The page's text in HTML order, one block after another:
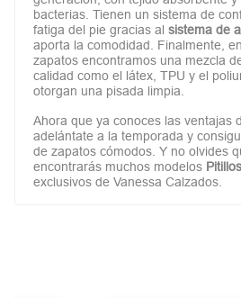
bacterias. Tienen un sistema de
fatiga del pie gracias alsistema de
aporta la comodidad. Finalmente,
zapatos encontramos una mezcla
calidad como el látex, TPU y el
otorgan una pisada limpia.
Ahora que ya conoces las ventajas
adelántate a la temporada y
de zapatos cómodos. Y no olvides
encontrarás muchos modelos
exclusivos de Vanessa Calzados.